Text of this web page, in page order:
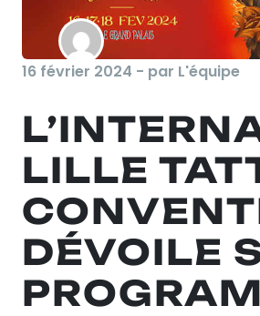
16 février 2024 - par L'équipe
LILLE
DÉVOILE